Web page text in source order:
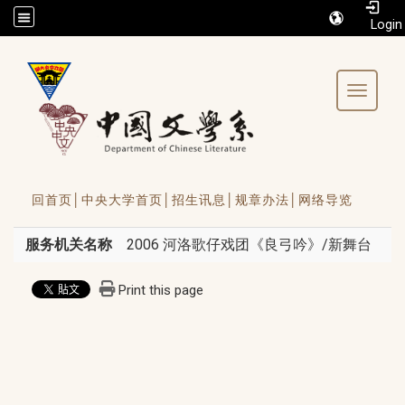
/accesskey"" title="Toolbar">:::
Toggle
回首页│ 中央大学首页│ 招生讯息│ 规章办法│ 网络导览
服务机关名称 2006 河洛歌仔戏团《良弓吟》/新舞台
Print this page